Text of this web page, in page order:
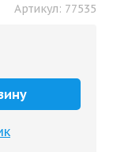
Артикул: 77535